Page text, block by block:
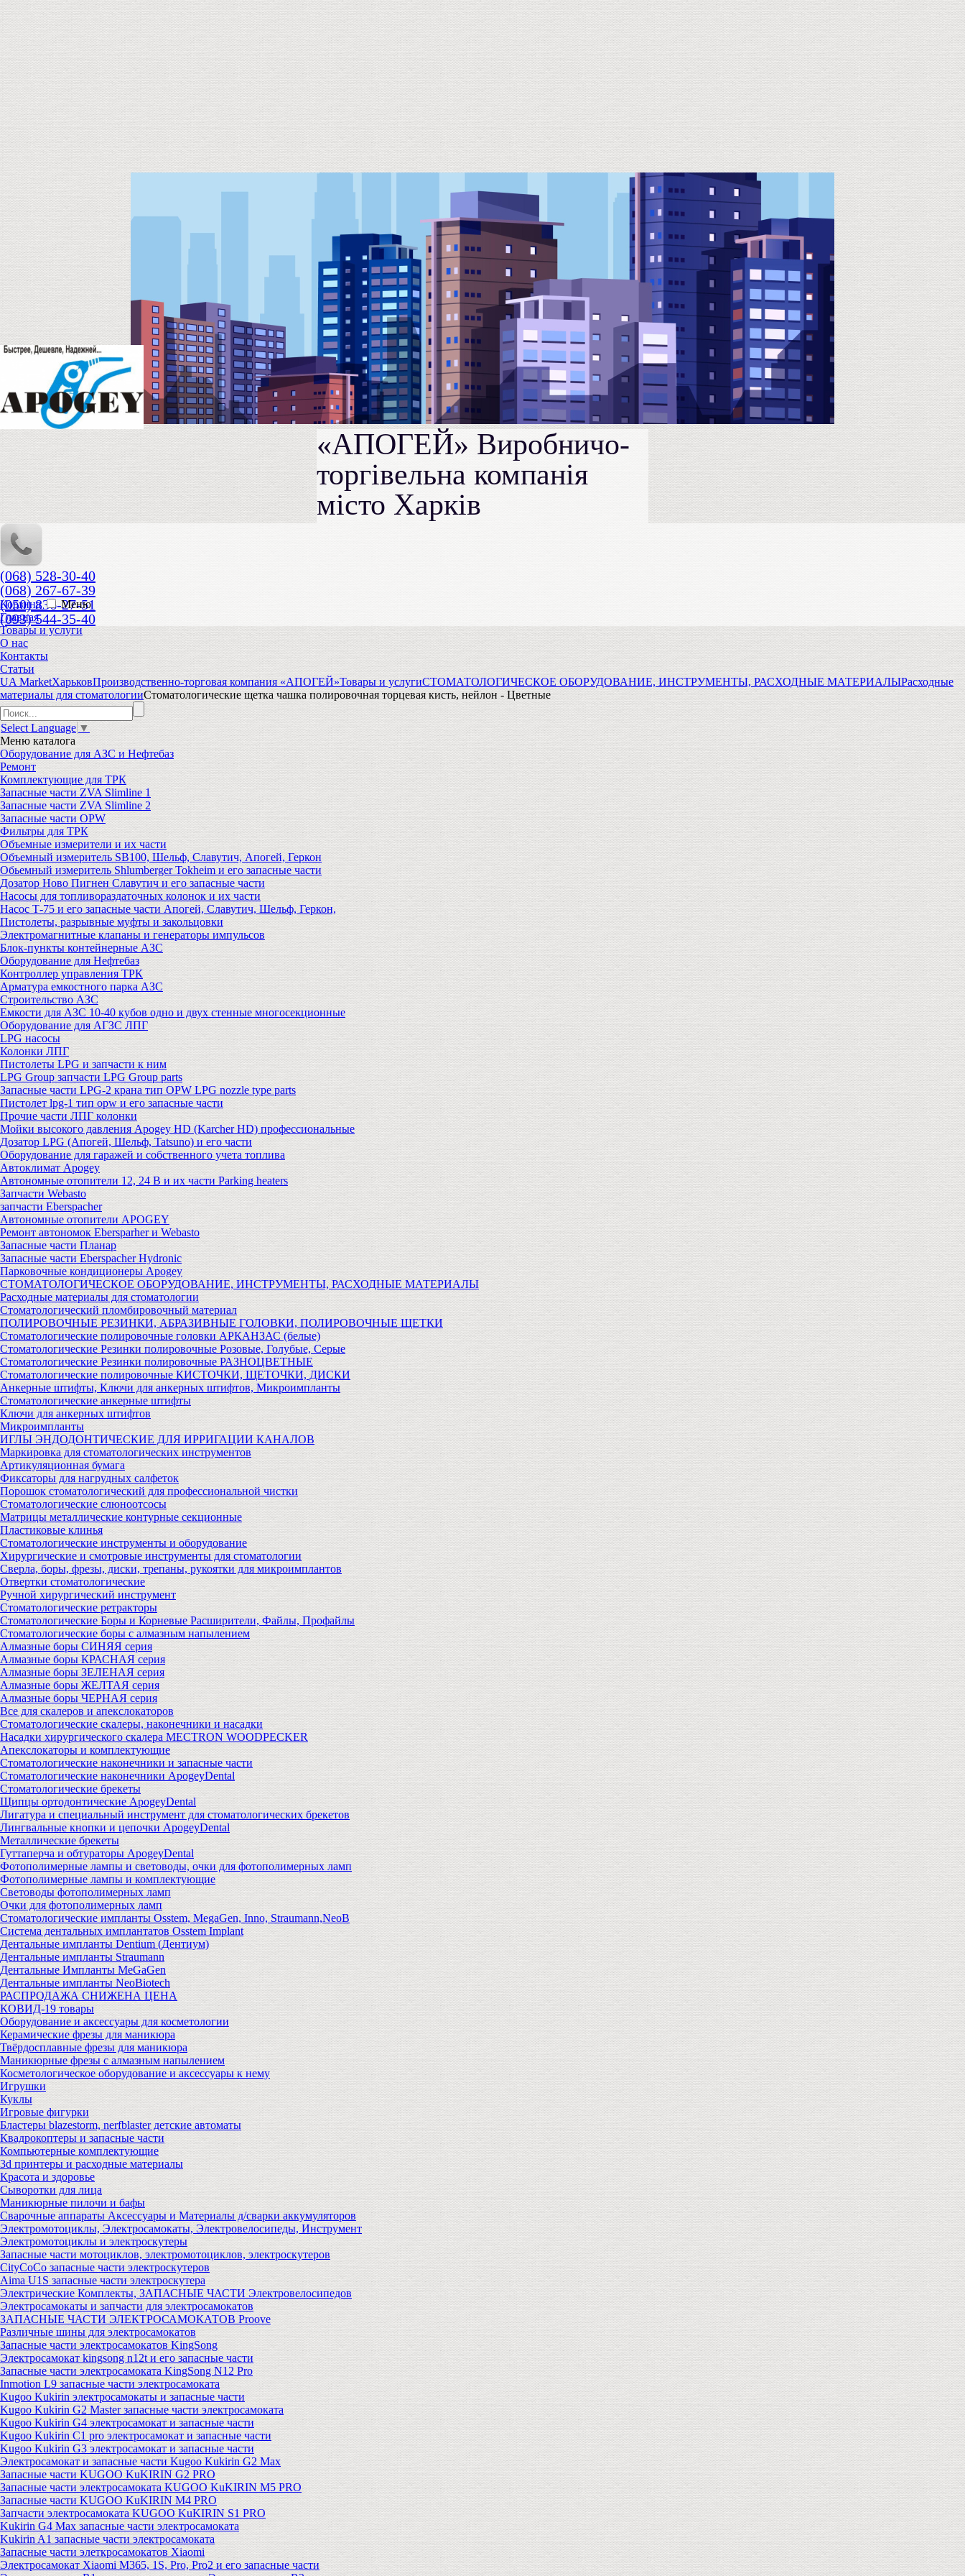
«АПОГЕЙ» Виробничо-
торгівельна компанія
місто Харків
(068) 528-30-40
(068) 267-67-39
(050) 836-27-51
(093) 544-35-40
Корзина
Меню
Главная
Товары и услуги
О нас
Контакты
Статьи
UA MarketХарьковПроизводственно-торговая компания «АПОГЕЙ»Товары и услугиСТОМАТОЛОГИЧЕСКОЕ ОБОРУДОВАНИЕ, ИНСТРУМЕНТЫ, РАСХОДНЫЕ МАТЕРИАЛЫРасходные
материалы для стоматологииСтоматологические щетка чашка полировочная торцевая кисть, нейлон - Цветные
Select Language ▼
Меню каталога
Оборудование для АЗС и Нефтебаз
Ремонт
Комплектующие для ТРК
Запасные части ZVA Slimline 1
Запасные части ZVA Slimline 2
Запасные части OPW
Фильтры для ТРК
Объемные измерители и их части
Объемный измеритель SB100, Шельф, Славутич, Апогей, Геркон
Обьемный измеритель Shlumberger Tokheim и его запасные части
Дозатор Ново Пигнен Славутич и его запасные части
Насосы для топливораздаточных колонок и их части
Насос Т-75 и его запасные части Апогей, Славутич, Шельф, Геркон,
Пистолеты, разрывные муфты и закольцовки
Электромагнитные клапаны и генераторы импульсов
Блок-пункты контейнерные АЗС
Оборудование для Нефтебаз
Контроллер управления ТРК
Арматура емкостного парка АЗС
Строительство АЗС
Емкости для АЗС 10-40 кубов одно и двух стенные многосекционные
Оборудование для АГЗС ЛПГ
LPG насосы
Колонки ЛПГ
Пистолеты LPG и запчасти к ним
LPG Group запчасти LPG Group parts
Запасные части LPG-2 крана тип OPW LPG nozzle type parts
Пистолет lpg-1 тип opw и его запасные части
Прочие части ЛПГ колонки
Мойки высокого давления Apogey HD (Karcher HD) профессиональные
Дозатор LPG (Апогей, Шельф, Tatsuno) и его части
Оборудование для гаражей и собственного учета топлива
Автоклимат Apogey
Автономные отопители 12, 24 В и их части Parking heaters
Запчасти Webasto
запчасти Eberspacher
Автономные отопители APOGEY
Ремонт автономок Ebersparher и Webasto
Запасные части Планар
Запасные части Eberspacher Hydronic
Парковочные кондиционеры Apogey
СТОМАТОЛОГИЧЕСКОЕ ОБОРУДОВАНИЕ, ИНСТРУМЕНТЫ, РАСХОДНЫЕ МАТЕРИАЛЫ
Расходные материалы для стоматологии
Стоматологический пломбировочный материал
ПОЛИРОВОЧНЫЕ РЕЗИНКИ, АБРАЗИВНЫЕ ГОЛОВКИ, ПОЛИРОВОЧНЫЕ ЩЕТКИ
Стоматологические полировочные головки АРКАНЗАС (белые)
Стоматологические Резинки полировочные Розовые, Голубые, Серые
Стоматологические Резинки полировочные РАЗНОЦВЕТНЫЕ
Стоматологические полировочные КИСТОЧКИ, ЩЕТОЧКИ, ДИСКИ
Анкерные штифты, Ключи для анкерных штифтов, Микроимпланты
Стоматологические анкерные штифты
Ключи для анкерных штифтов
Микроимпланты
ИГЛЫ ЭНДОДОНТИЧЕСКИЕ ДЛЯ ИРРИГАЦИИ КАНАЛОВ
Маркировка для стоматологических инструментов
Артикуляционная бумага
Фиксаторы для нагрудных салфеток
Порошок стоматологический для профессиональной чистки
Стоматологические слюноотсосы
Матрицы металлические контурные секционные
Пластиковые клинья
Стоматологические инструменты и оборудование
Хирургические и смотровые инструменты для стоматологии
Сверла, боры, фрезы, диски, трепаны, рукоятки для микроимплантов
Отвертки стоматологические
Ручной хирургический инструмент
Стоматологические ретракторы
Стоматологические Боры и Корневые Расширители, Файлы, Профайлы
Стоматологические боры с алмазным напылением
Алмазные боры СИНЯЯ серия
Алмазные боры КРАСНАЯ серия
Алмазные боры ЗЕЛЕНАЯ серия
Алмазные боры ЖЕЛТАЯ серия
Алмазные боры ЧЕРНАЯ серия
Все для скалеров и апекслокаторов
Стоматологические скалеры, наконечники и насадки
Насадки хирургического скалера MECTRON WOODPECKER
Апекслокаторы и комплектующие
Стоматологические наконечники и запасные части
Стоматологические наконечники ApogeyDental
Стоматологические брекеты
Щипцы ортодонтические ApogeyDental
Лигатура и специальный инструмент для стоматологических брекетов
Лингвальные кнопки и цепочки ApogeyDental
Металлические брекеты
Гуттаперча и обтураторы ApogeyDental
Фотополимерные лампы и световоды, очки для фотополимерных ламп
Фотополимерные лампы и комплектующие
Световоды фотополимерных ламп
Очки для фотополимерных ламп
Стоматологические импланты Osstem, MegaGen, Inno, Straumann,NeoB
Система дентальных имплантатов Osstem Implant
Дентальные импланты Dentium (Дентиум)
Дентальные импланты Straumann
Дентальные Импланты MeGaGen
Дентальные импланты NeoBiotech
РАСПРОДАЖА СНИЖЕНА ЦЕНА
КОВИД-19 товары
Оборудование и аксессуары для косметологии
Керамические фрезы для маникюра
Твёрдосплавные фрезы для маникюра
Маникюрные фрезы с алмазным напылением
Косметологическое оборудование и аксессуары к нему
Игрушки
Куклы
Игровые фигурки
Бластеры blazestorm, nerfblaster детские автоматы
Квадрокоптеры и запасные части
Компьютерные комплектующие
3d принтеры и расходные материалы
Красота и здоровье
Сыворотки для лица
Маникюрные пилочи и бафы
Сварочные аппараты Аксессуары и Материалы д/сварки аккумуляторов
Электромотоциклы, Электросамокаты, Электровелосипеды, Инструмент
Электромотоциклы и электроскутеры
Запасные части мотоциклов, электромотоциклов, электроскутеров
CityCoCo запасные части электроскутеров
Aima U1S запасные части электроскутера
Электрические Комплекты, ЗАПАСНЫЕ ЧАСТИ Электровелосипедов
Электросамокаты и запчасти для электросамокатов
ЗАПАСНЫЕ ЧАСТИ ЭЛЕКТРОСАМОКАТОВ Proove
Различные шины для электросамокатов
Запасные части электросамокатов KingSong
Электросамокат kingsong n12t и его запасные части
Запасные части электросамоката KingSong N12 Pro
Inmotion L9 запасные части электросамоката
Kugoo Kukirin электросамокаты и запасные части
Kugoo Kukirin G2 Master запасные части электросамоката
Kugoo Kukirin G4 электросамокат и запасные части
Kugoo Kukirin C1 pro электросамокат и запасные части
Kugoo Kukirin G3 электросамокат и запасные части
Электросамокат и запасные части Kugoo Kukirin G2 Max
Запасные части KUGOO KuKIRIN G2 PRO
Запасные части электросамоката KUGOO KuKIRIN M5 PRO
Запасные части KUGOO KuKIRIN M4 PRO
Запчасти электросамоката KUGOO KuKIRIN S1 PRO
Kukirin G4 Max запасные части электросамоката
Kukirin A1 запасные части электросамоката
Запасные части элеткросамокатов Xiaomi
Электросамокат Xiaomi M365, 1S, Pro, Pro2 и его запасные части